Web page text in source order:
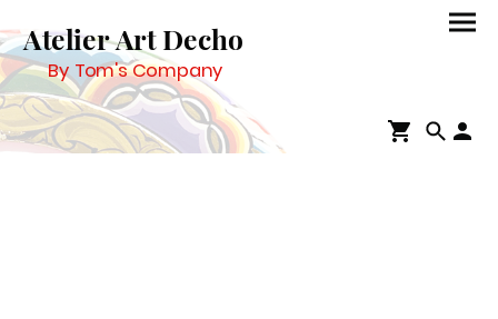
Atelier Art Decho
By Tom's Company